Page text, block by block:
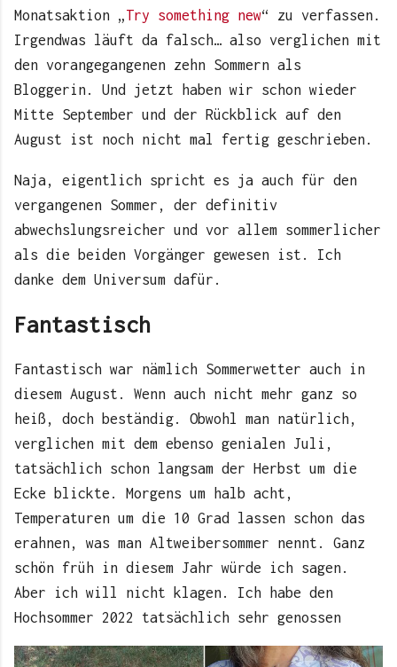
Monatsaktion „Try something new“ zu verfassen.
Irgendwas läuft da falsch… also verglichen mit
den vorangegangenen zehn Sommern als
Bloggerin. Und jetzt haben wir schon wieder
Mitte September und der Rückblick auf den
August ist noch nicht mal fertig geschrieben.
Naja, eigentlich spricht es ja auch für den
vergangenen Sommer, der definitiv
abwechslungsreicher und vor allem sommerlicher
als die beiden Vorgänger gewesen ist. Ich
danke dem Universum dafür.
Fantastisch
Fantastisch war nämlich Sommerwetter auch in
diesem August. Wenn auch nicht mehr ganz so
heiß, doch beständig. Obwohl man natürlich,
verglichen mit dem ebenso genialen Juli,
tatsächlich schon langsam der Herbst um die
Ecke blickte. Morgens um halb acht,
Temperaturen um die 10 Grad lassen schon das
erahnen, was man Altweibersommer nennt. Ganz
schön früh in diesem Jahr würde ich sagen.
Aber ich will nicht klagen. Ich habe den
Hochsommer 2022 tatsächlich sehr genossen